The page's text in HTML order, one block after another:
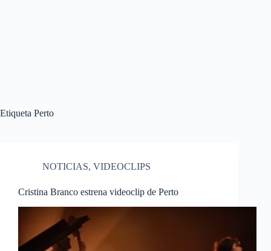
Etiqueta Perto
NOTICIAS, VIDEOCLIPS
Cristina Branco estrena videoclip de Perto